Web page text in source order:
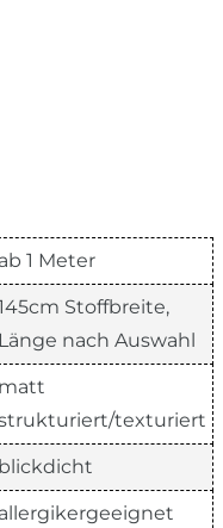
ab 1 Meter
Stoffbreite,
Länge nach Auswahl
matt
texturiert
blickdicht
allergikergeeignet